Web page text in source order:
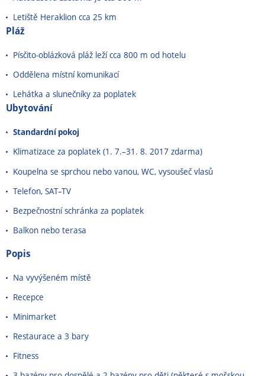
Letiště Heraklion cca 25 km
Pláž
Písčito-oblázková pláž leží cca 800 m od hotelu
Oddělena místní komunikací
Lehátka a slunečníky za poplatek
Ubytování
Standardní pokoj
Klimatizace za poplatek (1. 7.–31. 8. 2017 zdarma)
Koupelna se sprchou nebo vanou, WC, vysoušeč vlasů
Telefon, SAT–TV
Bezpečnostní schránka za poplatek
Balkon nebo terasa
Popis
Na vyvýšeném místě
Recepce
Minimarket
Restaurace a 3 bary
Fitness